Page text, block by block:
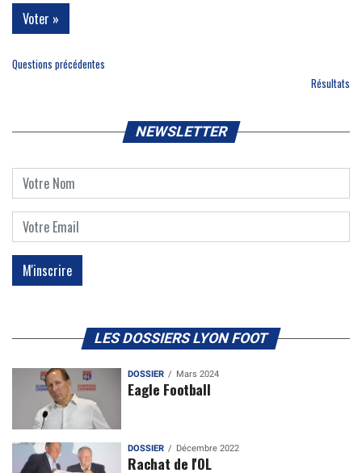
Questions précédentes
Résultats
NEWSLETTER
LES DOSSIERS LYON FOOT
DOSSIER Mars 2024
Eagle Football
DOSSIER Décembre 2022
Rachat de l'OL